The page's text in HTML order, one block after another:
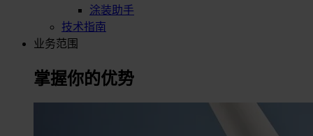
涂装助手
技术指南
业务范围
掌握你的优势